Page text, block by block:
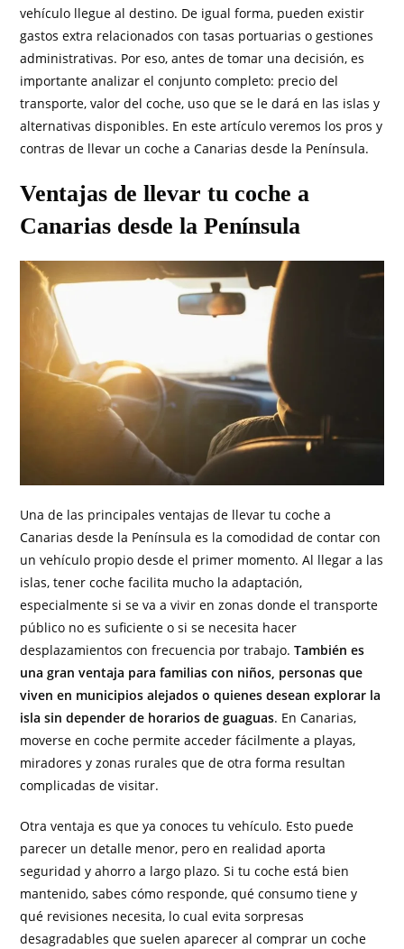
vehículo llegue al destino. De igual forma, pueden existir
gastos extra relacionados con tasas portuarias o gestiones
administrativas. Por eso, antes de tomar una decisión, es
importante analizar el conjunto completo: precio del
transporte, valor del coche, uso que se le dará en las islas y
alternativas disponibles. En este artículo veremos los pros y
contras de llevar un coche a Canarias desde la Península.
Ventajas de llevar tu coche a
Canarias desde la Península
Una de las principales ventajas de llevar tu coche a
Canarias desde la Península es la comodidad de contar con
un vehículo propio desde el primer momento. Al llegar a las
islas, tener coche facilita mucho la adaptación,
especialmente si se va a vivir en zonas donde el transporte
público no es suficiente o si se necesita hacer
desplazamientos con frecuencia por trabajo.También es
una gran ventaja para familias con niños, personas que
viven en municipios alejados o quienes desean explorar la
isla sin depender de horarios de guaguas. En Canarias,
moverse en coche permite acceder fácilmente a playas,
miradores y zonas rurales que de otra forma resultan
complicadas de visitar.
Otra ventaja es que ya conoces tu vehículo. Esto puede
parecer un detalle menor, pero en realidad aporta
seguridad y ahorro a largo plazo. Si tu coche está bien
mantenido, sabes cómo responde, qué consumo tiene y
qué revisiones necesita, lo cual evita sorpresas
desagradables que suelen aparecer al comprar un coche